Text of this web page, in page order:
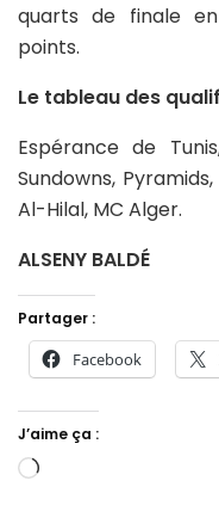
quarts de finale
points.
Le tableau des
Espérance de
Sundowns,
Al-Hilal, MC Alger.
ALSENY BALDÉ
Partager :
Facebook
J’aime ça :
Chargement…